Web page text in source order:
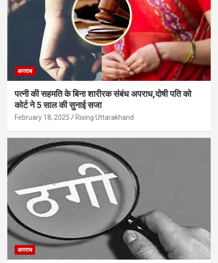
अपराध
पत्नी की सहमति के बिना शारीरक संबंध अपराध,दोषी पति को
कोर्ट ने 5 साल की सुनाई सजा
February 18, 2025 Rising Uttarakhand
अपराध